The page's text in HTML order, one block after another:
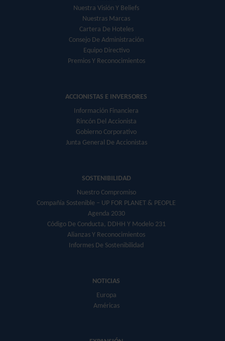
Nuestra Visión Y Beliefs
Nuestras Marcas
Cartera De Hoteles
Consejo De Administración
Equipo Directivo
Premios Y Reconocimientos
ACCIONISTAS E INVERSORES
Información Financiera
Rincón Del Accionista
Gobierno Corporativo
Junta General De Accionistas
SOSTENIBILIDAD
Nuestro Compromiso
Compañía Sostenible – UP FOR PLANET & PEOPLE
Agenda 2030
Código De Conducta, DDHH Y Modelo 231
Alianzas Y Reconocimientos
Informes De Sostenibilidad
NOTICIAS
Europa
Américas